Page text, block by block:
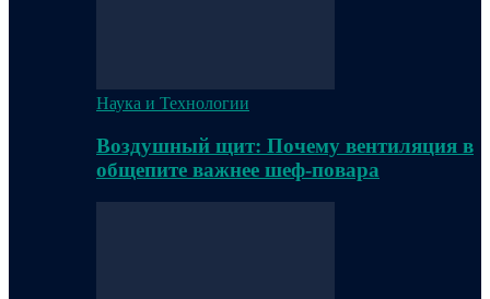
Наука и Технологии
Воздушный щит: Почему вентиляция в
общепите важнее шеф-повара